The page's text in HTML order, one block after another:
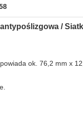
/
ok. 76,2 mm x